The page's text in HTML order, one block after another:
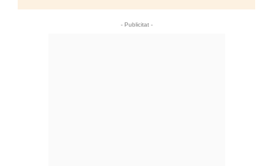
- Publicitat -